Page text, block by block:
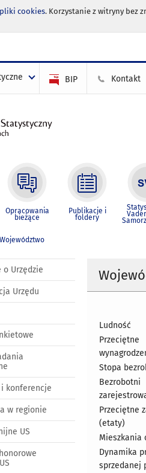
pliki cookies. Korzystanie z witryny bez
BIP Kontakt
Opracowania
bieżące
Publikacje i
foldery
Województwo
Ludność
Przeciętne
Stopa
Bezrobotni
Przeciętne
(etaty)
Mieszkania
Dynamika
sprzedanej
Urzędzie
Urzędu
konferencje
w regionie
US